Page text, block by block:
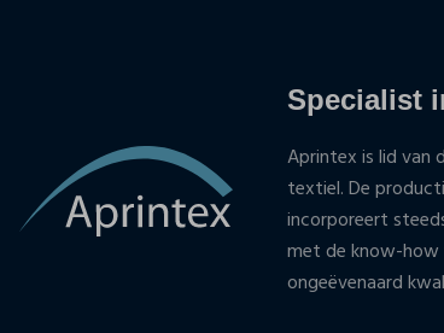
Specialist
Aprintex is lid van
textiel. De
incorporeert
met de know-how
ongeëvenaard